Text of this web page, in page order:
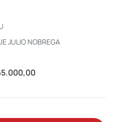
JULIO NOBREGA